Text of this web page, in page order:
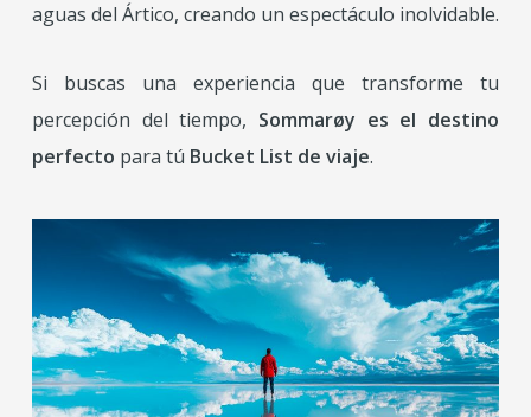
aguas del Ártico, creando un espectáculo inolvidable.
Si buscas una experiencia que transforme tu
percepción del tiempo, Sommarøy es el destino
perfecto para tú Bucket List de viaje.